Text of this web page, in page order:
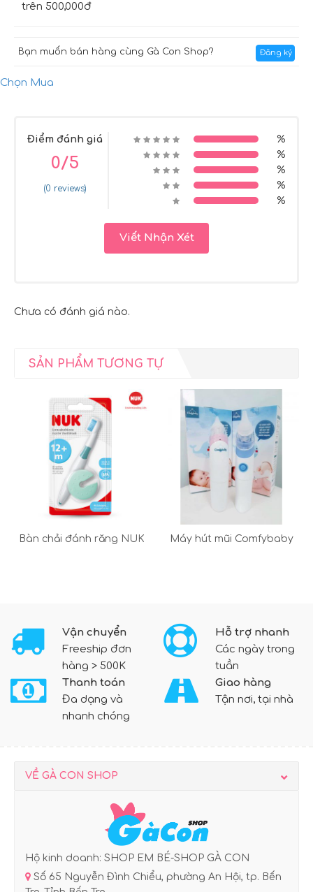
trên 500,000đ
Bạn muốn bán hàng cùng Gà Con Shop? Đăng ký
Chọn Mua
Điểm đánh giá
0/5
(0 reviews)
%
%
%
%
%
Viết Nhận Xét
Chưa có đánh giá nào.
SẢN PHẨM TƯƠNG TỰ
Bàn chải đánh răng NUK Máy hút mũi Comfybaby
Vận chuyển
Freeship đơn
hàng > 500K
Hỗ trợ nhanh
Các ngày trong
tuần
Thanh toán
Đa dạng và
nhanh chóng
Giao hàng
Tận nơi, tại nhà
VỀ GÀ CON SHOP
Hộ kinh doanh: SHOP EM BÉ-SHOP GÀ CON
Số 65 Nguyễn Đình Chiểu, phường An Hội, tp. Bến